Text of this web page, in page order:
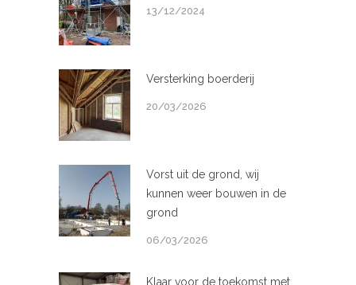
13/12/2024
Versterking boerderij
20/03/2026
Vorst uit de grond, wij
kunnen weer bouwen in de
grond
06/03/2026
Klaar voor de toekomst met